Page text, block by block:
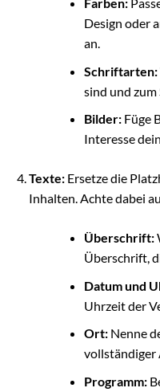
Design oder
an.
Schriftarten:
sind und zum
Bilder:Füge
Interesse
Texte:Ersetze die
Inhalten. Achte dabei
Überschrift:
Überschrift,
Datum und
Uhrzeit der
Ort:Nenne
vollständiger
Programm: